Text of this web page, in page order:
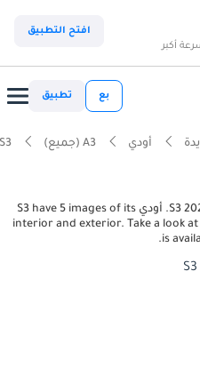
أكبر
افتح التطبيق
بع تطبيق
أودي A3 (جميع) S3
View the latest أودي S3 2026 image gallery. أودي S3 have 5 images of its
interior and exterior. Take a look
is